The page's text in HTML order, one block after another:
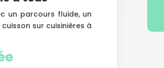
un parcours fluide, un
sur cuisinières à